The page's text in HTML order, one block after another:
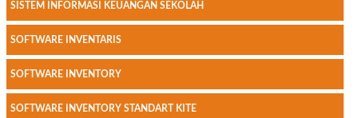
SISTEM INFORMASI KEUANGAN SEKOLAH
SOFTWARE INVENTARIS
SOFTWARE INVENTORY
SOFTWARE INVENTORY STANDART KITE